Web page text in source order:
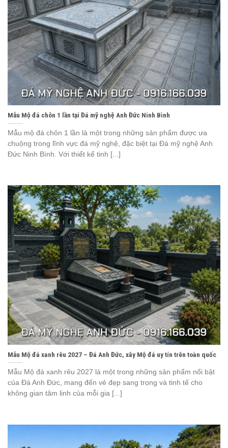
Mẫu Mộ đá chôn 1 lần tại Đá mỹ nghệ Anh Đức Ninh Bình
Mẫu mộ đá chôn 1 lần là một trong những sản phẩm được ưa
chuộng trong lĩnh vực đá mỹ nghệ, đặc biệt tại Đá mỹ nghệ Anh
Đức Ninh Bình. Với thiết kế tinh [...]
Mẫu Mộ đá xanh rêu 2027 – Đá Anh Đức, xây Mộ đá uy tín trên toàn quốc
Mẫu Mộ đá xanh rêu 2027 là một trong những sản phẩm nổi bật
của Đá Anh Đức, mang đến vẻ đẹp sang trọng và tinh tế cho
không gian tâm linh của mỗi gia [...]